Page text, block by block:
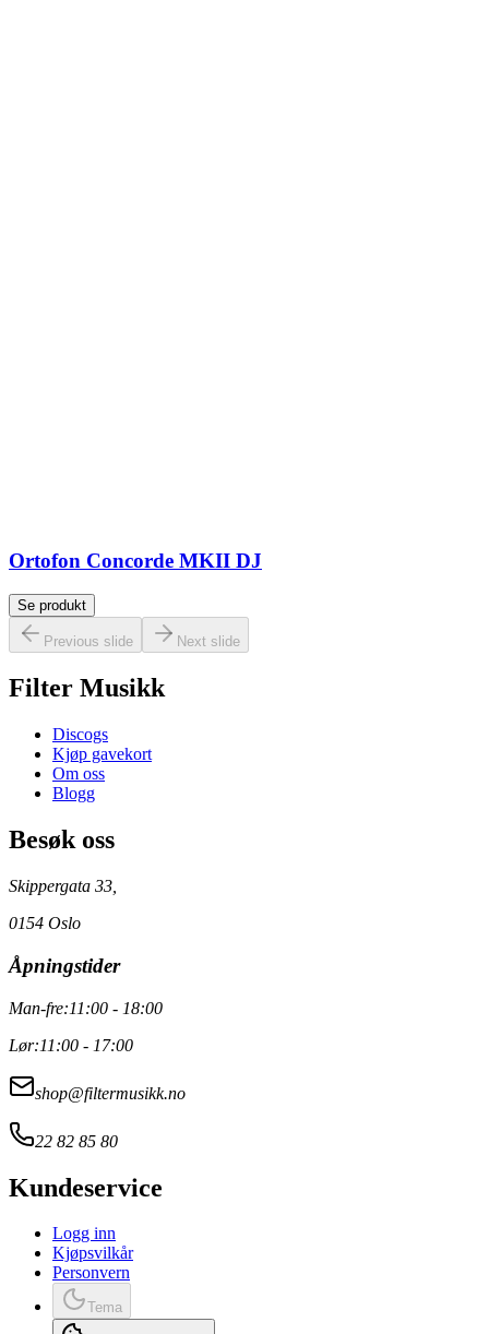
Ortofon Concorde MKII DJ
Se produkt
Previous slide Next slide
Filter Musikk
Discogs
Kjøp gavekort
Om oss
Blogg
Besøk oss
Skippergata 33,
0154 Oslo
Åpningstider
Man-fre:11:00 - 18:00
Lør:11:00 - 17:00
shop@filtermusikk.no
22 82 85 80
Kundeservice
Logg inn
Kjøpsvilkår
Personvern
Tema